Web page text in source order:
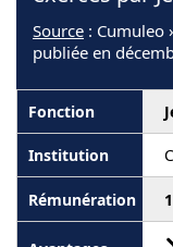
Source : Cumuleo
publiée en